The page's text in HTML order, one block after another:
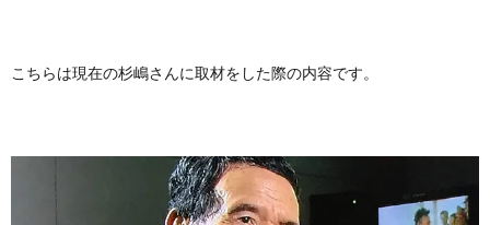
こちらは現在の杉嶋さんに取材をした際の内容です。